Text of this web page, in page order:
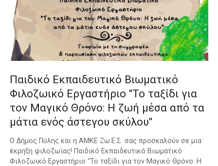
Παιδικό Εκπαιδευτικό Βιωματικό
Φιλοζωικό Εργαστήριο "Το ταξίδι για
τον Μαγικό Θρόνο: Η ζωή μέσα από τα
μάτια ενός άστεγου σκύλου"
Ο Δήμος Πύλης και η ΑΜΚΕ Ζω.Ε.Σ. σας προσκαλούν σε μια
έκρηξη φιλοζωίας! Παιδικό Εκπαιδευτικό Βιωματικό
Φιλοζωικό Εργαστήριο “Το ταξίδι για τον Μαγικό Θρόνο: Η